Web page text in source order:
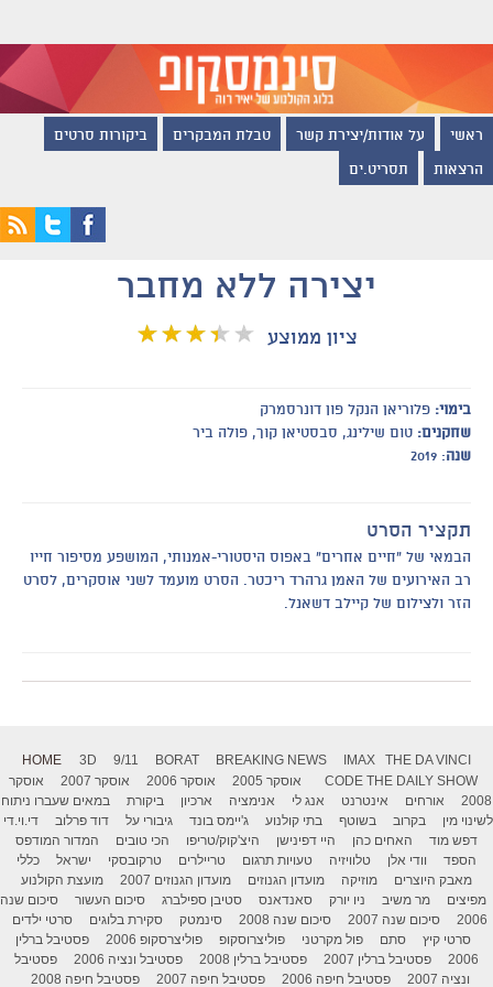
ראשי על אודות/יצירת קשר טבלת המבקרים ביקורות סרטים
הרצאות תסריט.ים
יצירה ללא מחבר
ציון ממוצע
בימוי: פלוריאן הנקל פון דונרסמרק
שחקנים: טום שילינג, סבסטיאן קוך, פולה ביר
שנה: 2019
תקציר הסרט
הבמאי של "חיים אחרים" באפוס היסטורי-אמנותי, המושפע מסיפור חייו
רב האירועים של האמן גרהרד ריכטר. הסרט מועמד לשני אוסקרים, לסרט
הזר ולצילום של קיילב דשאנל.
HOME 3D 9/11 BORAT BREAKING NEWS IMAX
THE DA VINCI
CODE THE DAILY SHOW אוסקר 2005 אוסקר 2006 אוסקר 2007
אוסקר
2008
אורחים אינטרנט אנג לי אנימציה ארכיון ביקורת
במאים שעברו ניתוח
לשינוי מין
בקרוב בשוטף בתי קולנוע ג'יימס בונד גיבורי על דוד פרלוב
די.וי.די
דפש מוד
האחים כהן היי דפינישן היצ'קוק/טריפו הכי טובים
המדור המודפס
הספד
וודי אלן טלוויזיה טעויות תרגום טריילרים טרקובסקי ישראל
כללי
מאבק היוצרים
מוזיקה מועדון הגנוזים מועדון הגנוזים 2007
מועצת הקולנוע
מפיצים
מר משיב ניו יורק סאנדאנס סטיבן ספילברג סיכום העשור
סיכום שנה
2006
סיכום שנה 2007 סיכום שנה 2008 סינמטק סקירת בלוגים
סרטי ילדים
סרטי קיץ
סתם פול מקרטני פוליצרוסקופ פוליצרסקופ 2006
פסטיבל ברלין
2006
פסטיבל ברלין 2007 פסטיבל ברלין 2008 פסטיבל ונציה 2006
פסטיבל
ונציה 2007
פסטיבל חיפה 2006 פסטיבל חיפה 2007 פסטיבל חיפה 2008